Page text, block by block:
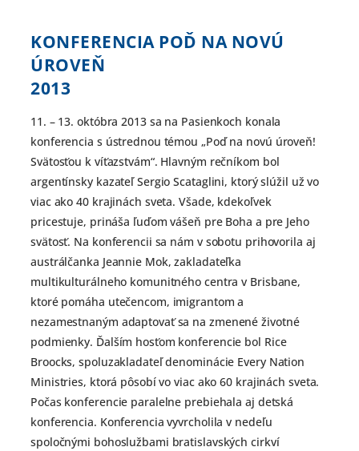
KONFERENCIA POĎ NA NOVÚ
ÚROVEŇ
2013
11. – 13. októbra 2013 sa na Pasienkoch konala
konferencia s ústrednou témou „Poď na novú úroveň!
Svätosťou k víťazstvám“. Hlavným rečníkom bol
argentínsky kazateľ Sergio Scataglini, ktorý slúžil už vo
viac ako 40 krajinách sveta. Všade, kdekoľvek
pricestuje, prináša ľuďom vášeň pre Boha a pre Jeho
svätosť. Na konferencii sa nám v sobotu prihovorila aj
austrálčanka Jeannie Mok, zakladateľka
multikulturálneho komunitného centra v Brisbane,
ktoré pomáha utečencom, imigrantom a
nezamestnaným adaptovať sa na zmenené životné
podmienky. Ďalším hosťom konferencie bol Rice
Broocks, spoluzakladateľ denominácie Every Nation
Ministries, ktorá pôsobí vo viac ako 60 krajinách sveta.
Počas konferencie paralelne prebiehala aj detská
konferencia. Konferencia vyvrcholila v nedeľu
spoločnými bohoslužbami bratislavských cirkví